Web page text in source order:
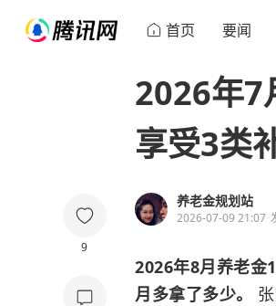
首页 要闻
9
2026年7
享受3类
养老金规划站
2026-07-09 21:07
2026年8月养老金
月多拿了多少。